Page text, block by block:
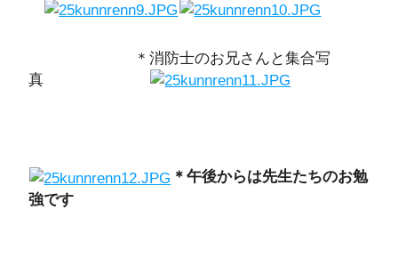
＊消防士のお兄さんと集合写
真
＊午後からは先生たちのお勉
強です